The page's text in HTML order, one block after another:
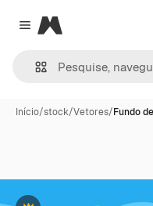
Close menu
Magnific
Início/stock/Vetores/Fundo